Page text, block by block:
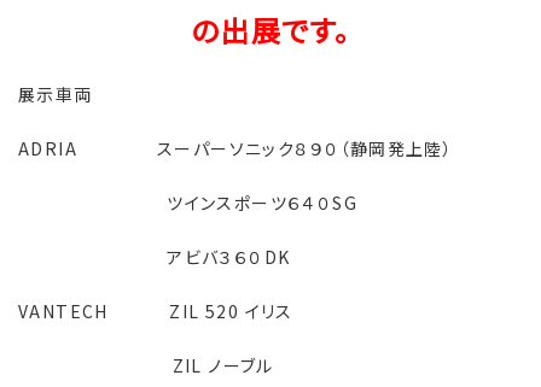
の出展です。
展示車両
ADRIA スーパーソニック８９０（静岡発上陸）
ツインスポーツ６４０SG
アビバ３６０DK
VANTECH ZIL 520 イリス
ZIL ノーブル